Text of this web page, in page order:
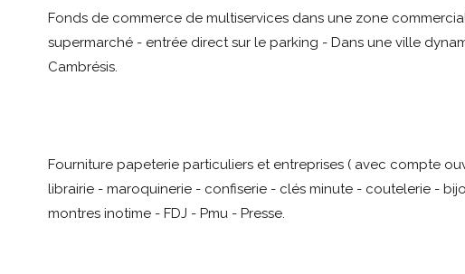
Fonds de commerce de multiservices dans une zone
supermarché - entrée direct sur le parking - Dans une ville
Cambrésis.
Fourniture papeterie particuliers et entreprises ( avec compte
librairie - maroquinerie - confiserie - clés minute - coutelerie -
montres inotime - FDJ - Pmu - Presse.